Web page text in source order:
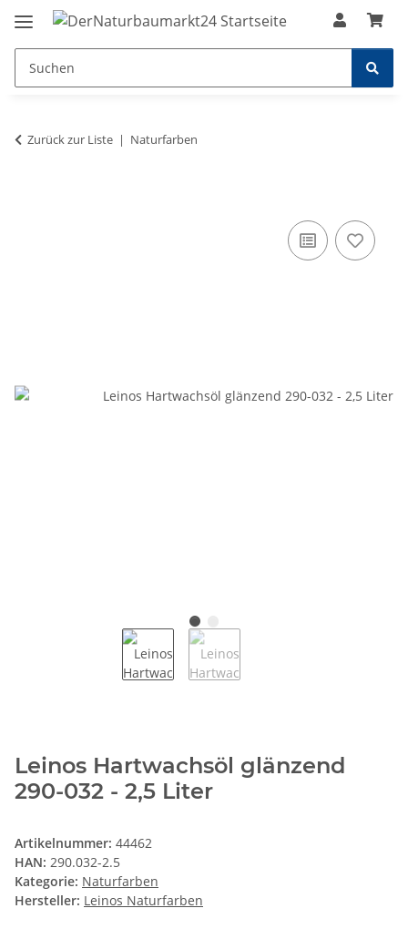
Zurück zur Liste Naturfarben
Leinos Hartwachsöl glänzend
290-032 - 2,5 Liter
Artikelnummer: 44462
HAN: 290.032-2.5
Kategorie: Naturfarben
Hersteller: Leinos Naturfarben